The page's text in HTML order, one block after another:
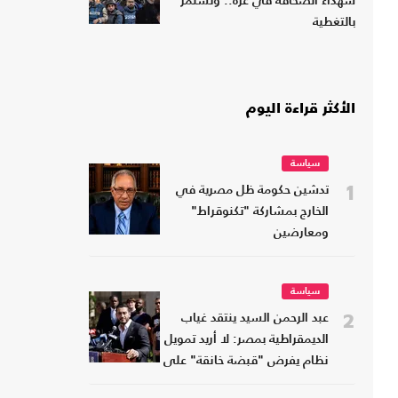
بالتغطية
الأكثر قراءة اليوم
1
سياسة
تدشين حكومة ظل مصرية في
الخارج بمشاركة "تكنوقراط"
ومعارضين
2
سياسة
عبد الرحمن السيد ينتقد غياب
الديمقراطية بمصر: لا أريد تمويل
نظام يفرض "قبضة خانقة" على